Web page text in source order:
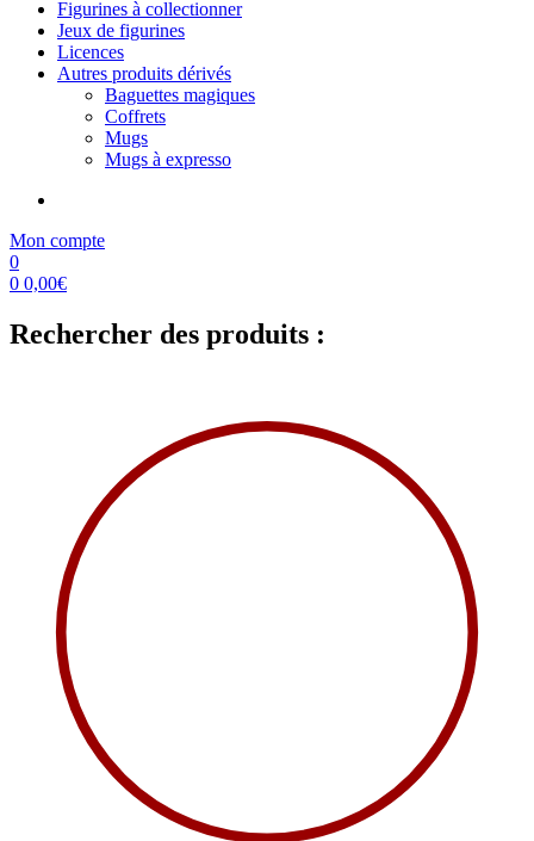
Figurines à collectionner
Jeux de figurines
Licences
Autres produits dérivés
Baguettes magiques
Coffrets
Mugs
Mugs à expresso
Mon compte
0
0 0,00€
Rechercher des produits :